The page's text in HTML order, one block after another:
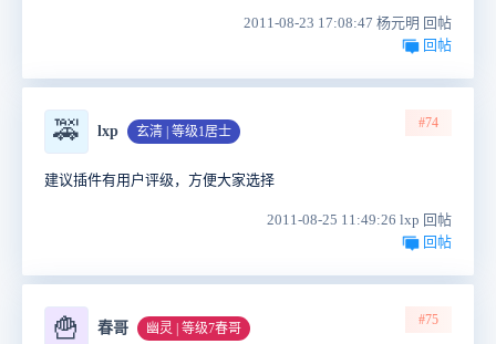
2011-08-23 17:08:47 杨元明 回帖
回帖
🚕 lxp 玄清 | 等级1居士
#74
建议插件有用户评级，方便大家选择
2011-08-25 11:49:26 lxp 回帖
回帖
🍟 春哥 幽灵 | 等级7春哥
#75